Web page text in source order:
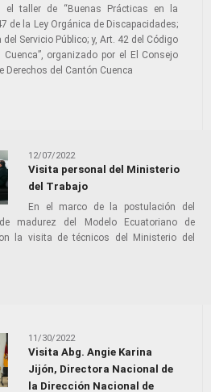
el taller de “Buenas Prácticas en la
de la Ley Orgánica de Discapacidades;
Servicio Público; y, Art. 42 del Código
organizado por el El Consejo
Derechos del Cantón Cuenca
12/07/2022
Visita personal del Ministerio
del Trabajo
En el marco de la postulación del
madurez del Modelo Ecuatoriano de
la visita de técnicos del Ministerio del
11/30/2022
Visita Abg. Angie Karina
Jijón, Directora Nacional de
la Dirección Nacional de